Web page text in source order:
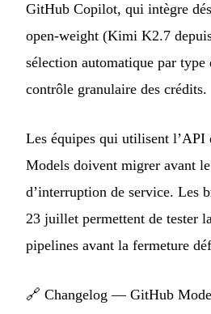
GitHub Copilot, qui intègre
open-weight (Kimi K2.7
sélection automatique par type
contrôle granulaire des crédits.
Les équipes qui utilisent l’API
Models doivent migrer avant
d’interruption de service. Les
23 juillet permettent de tester
pipelines avant la fermeture
🔗 Changelog — GitHub